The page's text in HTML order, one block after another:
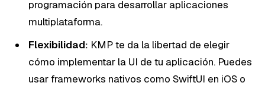
programación para desarrollar aplicaciones
multiplataforma.
Flexibilidad: KMP te da la libertad de elegir
cómo implementar la UI de tu aplicación. Puedes
usar frameworks nativos como SwiftUI en iOS o